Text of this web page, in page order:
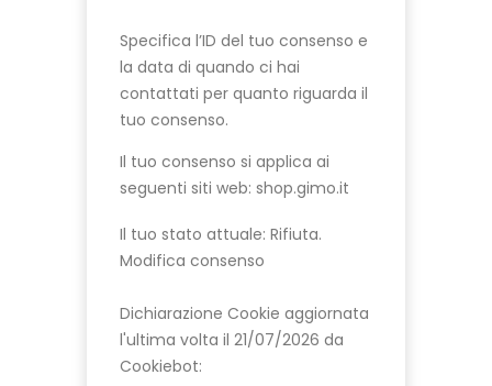
Specifica l’ID del tuo consenso e
la data di quando ci hai
contattati per quanto riguarda il
tuo consenso.
Il tuo consenso si applica ai
seguenti siti web: shop.gimo.it
Il tuo stato attuale: Rifiuta.
Modifica consenso
Dichiarazione Cookie aggiornata
l'ultima volta il 21/07/2026 da
Cookiebot: